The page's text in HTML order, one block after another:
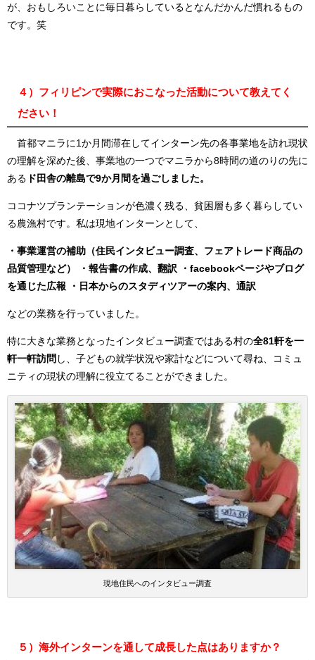
が、おもしろいことに毎日暮らしているとなんだかんだ慣れるもの
です。笑
４）フィリピンで実際におこなった活動について教えてく
ださい！
首都マニラに 1 か月間滞在してインターン先の各事業地を訪れ現状
の理解を深めた後、事業地の一つでマニラから8時間の道のりの先に
ある ド田舎の離島で9か月間を過ごしました。
ココナツプランテーションが色濃く残る、貧困層も多く暮らしてい
る農漁村です。私は現地インターンとして、
・事業運営の補助（住民インタビュー調査、フェアトレード商品の
品質管理など）
・報告書の作成、翻訳 ・facebookページやブログ
を通じた広報 ・日本からのスタディツアーの案内、通訳
などの業務を行っていました。
特に大きな業務となったインタビュー調査ではある村の全81軒を一
軒一軒訪問 し、子どもの就学状況や家計などについて尋ね、コミュ
ニティの現状の理解に役立てることができました。
現地住民へのインタビュー調査
５）海外インターンを通して成長した点はありますか？